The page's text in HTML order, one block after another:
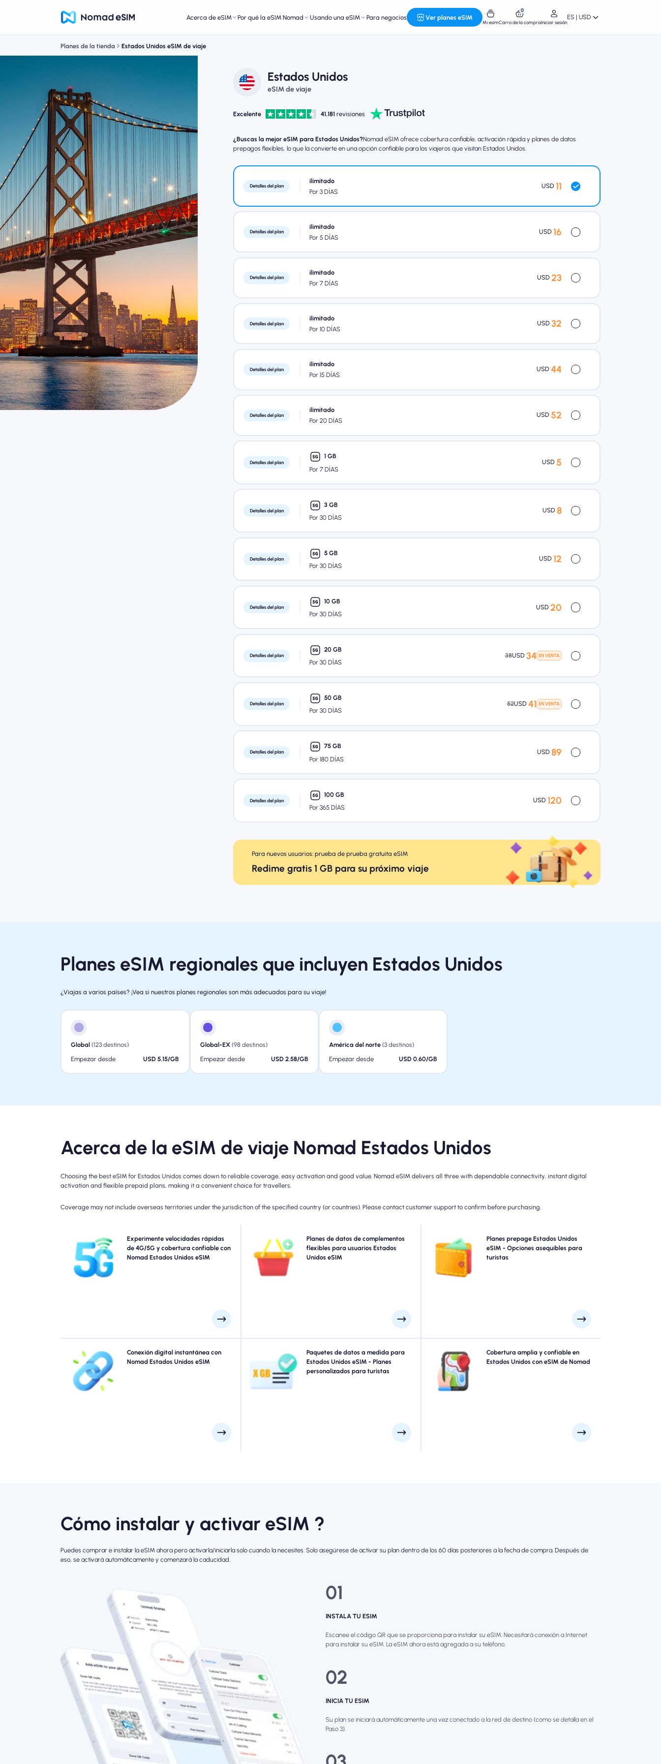
Acerca de eSIM Por qué la eSIM Nomad Usando una eSIM Para negocios Ver planes eSIM
Mi esim
0
Carro de la compraIniciar sesión
ES | USD
Planes de la tienda Estados Unidos eSIM de viaje
Estados Unidos
eSIM de viaje
Excelente 41,181 revisiones
¿Buscas la mejor eSIM para Estados Unidos?Nomad eSIM ofrece cobertura confiable, activación rápida y planes de datos
prepagos flexibles, lo que la convierte en una opción confiable para los viajeros que visitan Estados Unidos.
Detalles del plan
ilimitado
Por 3 DÍAS
USD 11
Detalles del plan
ilimitado
Por 5 DÍAS
USD 16
Detalles del plan
ilimitado
Por 7 DÍAS
USD 23
Detalles del plan
ilimitado
Por 10 DÍAS
USD 32
Detalles del plan
ilimitado
Por 15 DÍAS
USD 44
Detalles del plan
ilimitado
Por 20 DÍAS
USD 52
Detalles del plan
1 GB
Por 7 DÍAS
USD 5
Detalles del plan
3 GB
Por 30 DÍAS
USD 8
Detalles del plan
5 GB
Por 30 DÍAS
USD 12
Detalles del plan
10 GB
Por 30 DÍAS
USD 20
Detalles del plan
20 GB
Por 30 DÍAS
38USD 34 EN VENTA
Detalles del plan
50 GB
Por 30 DÍAS
52USD 41 EN VENTA
Detalles del plan
75 GB
Por 180 DÍAS
USD 89
Detalles del plan
100 GB
Por 365 DÍAS
USD 120
Para nuevos usuarios: prueba de prueba gratuita eSIM
Redime gratis 1 GB para su próximo viaje
Planes eSIM regionales que incluyen Estados Unidos
¿Viajas a varios países? ¡Vea si nuestros planes regionales son más adecuados para su viaje!
Global (123 destinos)
Empezar desde
USD 5.15/GB
Global-EX(98 destinos)
Empezar desde
USD 2.58/GB
América del norte (3 destinos)
Empezar desde
USD 0.60/GB
Acerca de la eSIM de viaje Nomad Estados Unidos
Choosing the best eSIM for Estados Unidos comes down to reliable coverage, easy activation and good value. Nomad eSIM delivers all three with dependable connectivity, instant digital
activation and flexible prepaid plans, making it a convenient choice for travellers.
Coverage may not include overseas territories under the jurisdiction of the specified country (or countries). Please contact customer support to confirm before purchasing.
Experimente velocidades rápidas
de 4G/5G y cobertura confiable con
Nomad Estados Unidos eSIM
Experiencia Blazing-Fast 5G, 4G, LTE conectividad con
Nomad's Estados Unidos Travel eSIM. Consulte los
detalles de su plan para obtener disponibilidad y
velocidad de red específicas, ya que la cobertura
puede variar según la ubicación y la hora del día.
Planes de datos de complementos
flexibles para usuarios Estados
Unidos eSIM
¿Necesita más datos o extender su plan? Simplemente
compre un complemento a su Estados Unidos eSIM para
continuar disfrutando de la conectividad 5G/4G
perfecta. Cuando su plan inicial expira, su complemento
se activa automáticamente que usted se conecta sin
Planes prepage Estados Unidos
eSIM - Opciones asequibles para
turistas
Elija nuestros planes eSIM prepages Estados Unidos
para la conectividad 4G/5G sin problemas. Pague por
adelantado para evitar sorpresas de facturación
posterior al viaje y mantener un control completo sobre
Conexión digital instantánea con
Nomad Estados Unidos eSIM
Omita las colas y olvide los sims físicos. Active su nomad
Estados Unidos eSIM instantáneamente desde su
dispositivo para una conectividad rápida de 4G/5G.
Conéctese en línea en el momento en que llegue al
Paquetes de datos a medida para
Estados Unidos eSIM - Planes
personalizados para turistas
¿Viaja a Ciudad de Nueva York, San Francisco, Los
Ángeles o en cualquier lugar de Estados Unidos? Elija
entre nuestros paquetes de datos eSIM Estados Unidos
diseñados para satisfacer todas las necesidades, con
conectividad 4G/5G perfecta. Algunos de nuestros eSIM
Cobertura amplia y confiable en
Estados Unidos con eSIM de Nomad
Explore Estados Unidos con confianza usando Nomad's
Estados Unidos eSIM, ofreciendo una cobertura
confiable de 4G/5G de ciudades principales como
Ciudad de Nueva York, San Francisco, Los Ángeles a
puntos escénicos remotos. Mantente conectado sin
Cómo instalar y activar eSIM ?
Puedes comprar e instalar la eSIM ahora pero activarla/iniciarla solo cuando la necesites. Solo asegúrese de activar su plan dentro de los 60 días posteriores a la fecha de compra. Después de
eso, se activará automáticamente y comenzará la caducidad.
01
INSTALA TU ESIM
Escanee el código QR que se proporciona para instalar su eSIM. Necesitará conexión a Internet
para instalar su eSIM. La eSIM ahora está agregada a su teléfono.
02
INICIA TU ESIM
Su plan se iniciará automáticamente una vez conectado a la red de destino (como se detalla en el
Paso 3).